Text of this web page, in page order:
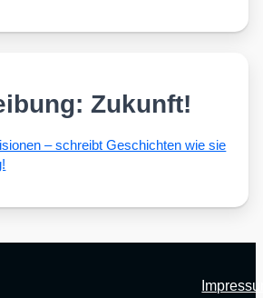
Zukunft!
– schreibt Geschich­ten wie sie